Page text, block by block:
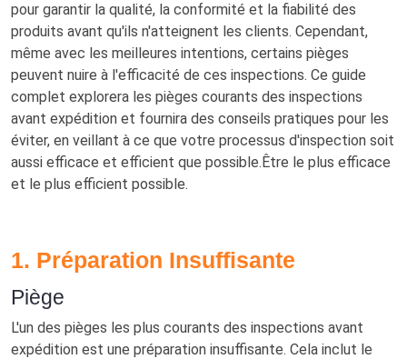
pour garantir la qualité, la conformité et la fiabilité des
produits avant qu'ils n'atteignent les clients. Cependant,
même avec les meilleures intentions, certains pièges
peuvent nuire à l'efficacité de ces inspections. Ce guide
complet explorera les pièges courants des inspections
avant expédition et fournira des conseils pratiques pour les
éviter, en veillant à ce que votre processus d'inspection soit
aussi efficace et efficient que possible.Être le plus efficace
et le plus efficient possible.
1. Préparation Insuffisante
Piège
L'un des pièges les plus courants des inspections avant
expédition est une préparation insuffisante. Cela inclut le